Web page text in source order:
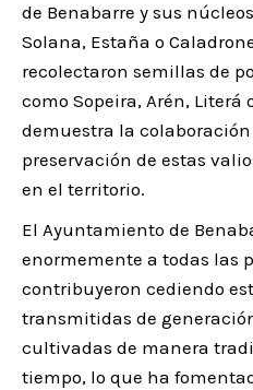
de Benabarre y sus
Solana, Estaña o
recolectaron semillas de
como Sopeira, Arén, Literá
demuestra la
preservación de estas
en el territorio.
El Ayuntamiento de
enormemente a todas las
contribuyeron cediendo
transmitidas de
cultivadas de manera
tiempo, lo que ha